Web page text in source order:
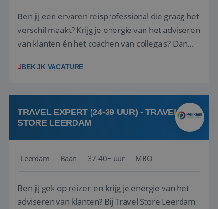
Ben jij een ervaren reisprofessional die graag het
verschil maakt? Krijg je energie van het adviseren
van klanten én het coachen van collega's? Dan
(onderdeel van Pelikaan Travel Group) zoeken
team het reisbureau verder...
BEKIJK VACATURE
TRAVEL EXPERT (24-39 UUR) - TRAVEL
STORE LEERDAM
Leerdam Baan 37-40+ uur MBO
Ben jij gek op reizen en krijg je energie van het
adviseren van klanten? Bij Travel Store Leerdam